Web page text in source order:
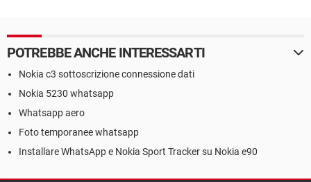
POTREBBE ANCHE INTERESSARTI
Nokia c3 sottoscrizione connessione dati
Nokia 5230 whatsapp
Whatsapp aero
Foto temporanee whatsapp
Installare WhatsApp e Nokia Sport Tracker su Nokia e90